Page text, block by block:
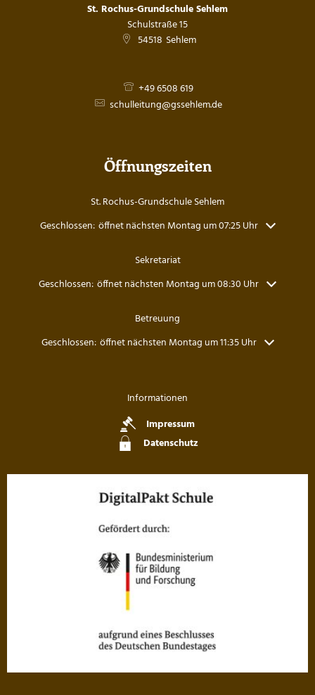
St. Rochus-Grundschule Sehlem
Schulstraße 15
54518 Sehlem
+49 6508 619
schulleitung@gssehlem.de
Öffnungszeiten
St. Rochus-Grundschule Sehlem
Klicken, um weitere Öffnungs- oder Schließzeiten auszublenden
Geschlossen: öffnet nächsten Montag um 07:25 Uhr
Sekretariat
Klicken, um weitere Öffnungs- oder Schließzeiten auszublenden
Geschlossen: öffnet nächsten Montag um 08:30 Uhr
Betreuung
Klicken, um weitere Öffnungs- oder Schließzeiten auszublenden
Geschlossen: öffnet nächsten Montag um 11:35 Uhr
Informationen
Impressum
Datenschutz